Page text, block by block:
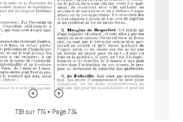
739 sur 774 • Page 734